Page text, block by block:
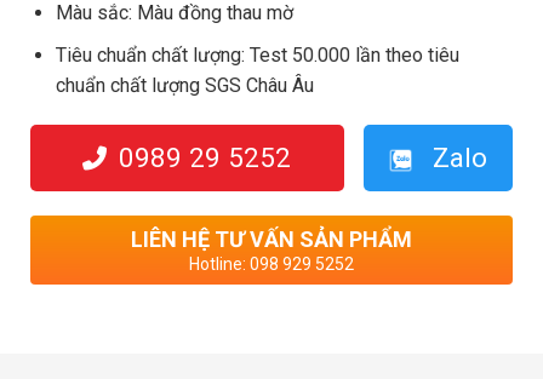
Màu sắc: Màu đồng thau mờ
Tiêu chuẩn chất lượng: Test 50.000 lần theo tiêu
chuẩn chất lượng SGS Châu Âu
0989 29 5252 Zalo
LIÊN HỆ TƯ VẤN SẢN PHẨM
Hotline: 098 929 5252